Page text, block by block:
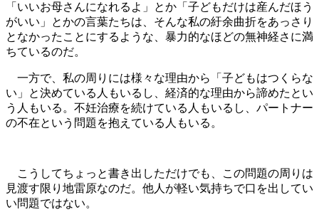
「いいお母さんになれるよ」とか「子どもだけは産んだほう
がいい」とかの言葉たちは、そんな私の紆余曲折をあっさり
となかったことにするような、暴力的なほどの無神経さに満
ちているのだ。
一方で、私の周りには様々な理由から「子どもはつくらな
い」と決めている人もいるし、経済的な理由から諦めたとい
う人もいる。不妊治療を続けている人もいるし、パートナー
の不在という問題を抱えている人もいる。
こうしてちょっと書き出しただけでも、この問題の周りは
見渡す限り地雷原なのだ。他人が軽い気持ちで口を出してい
い問題ではない。